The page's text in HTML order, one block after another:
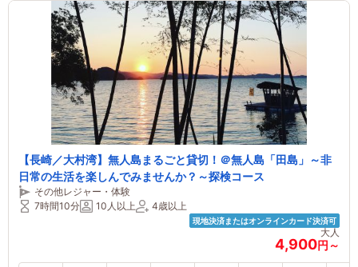
【長崎／大村湾】無人島まるごと貸切！＠無人島「田島」～非
日常の生活を楽しんでみませんか？～探検コース
その他レジャー・体験
7時間10分
10人以上 4歳以上
現地決済またはオンラインカード決済可
大人
4,900円～